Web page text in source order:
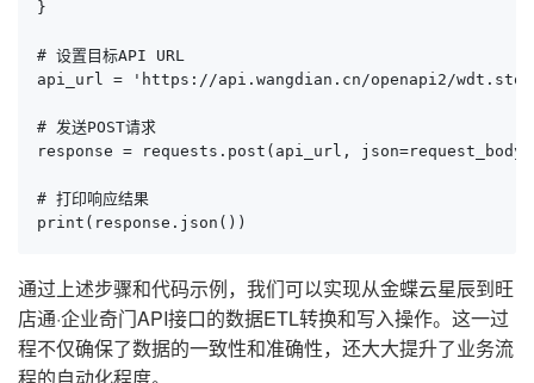
}
# 设置目标API URL
api_url = 'https://api.wangdian.cn/openapi2/
# 发送POST请求
response = requests.post(api_url, json=request_body)
# 打印响应结果
print(response.json())
通过上述步骤和代码示例，我们可以实现从金蝶云星辰到旺
店通·企业奇门API接口的数据ETL转换和写入操作。这一过
程不仅确保了数据的一致性和准确性，还大大提升了业务流
程的自动化程度。